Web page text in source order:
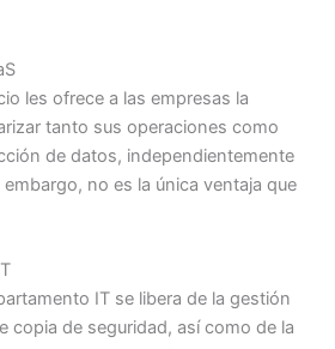
les ofrece a las empresas la
tanto sus operaciones como
de datos, independientemente
no es la única ventaja que
IT se libera de la gestión
copia de seguridad, así como de la